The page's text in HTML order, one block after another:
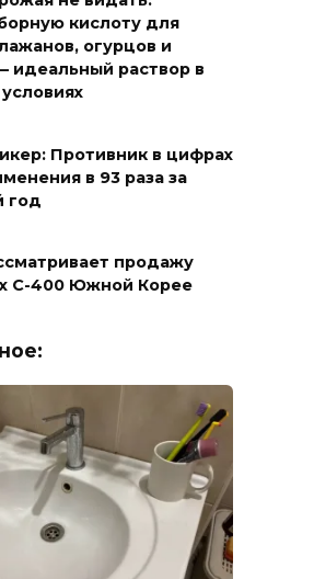
кислоту для
огурцов и
идеальный раствор в
Противник в цифрах
в 93 раза за
год
продажу
С-400 Южной Корее